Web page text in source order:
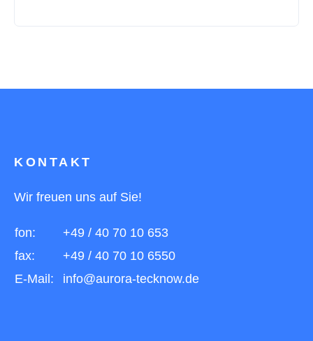
KONTAKT
Wir freuen uns auf Sie!
fon:
+49 / 40 70 10 653
fax:
+49 / 40 70 10 6550
E-Mail:
info@aurora-tecknow.de